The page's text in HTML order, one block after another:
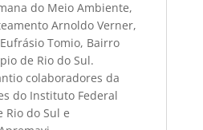
do Meio Ambiente,
Arnoldo Verner,
Tomio, Bairro
de Rio do Sul.
colaboradores da
do Instituto Federal
Rio do Sul e